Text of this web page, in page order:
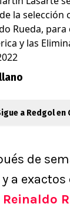
la selección
Rueda, para
y las
a Redgol en
de
a exactos
Reinaldo